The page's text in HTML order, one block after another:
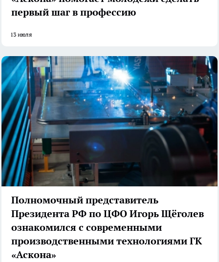
первый шаг в профессию
13 июля
Полномочный представитель
Президента РФ по ЦФО Игорь Щёголев
ознакомился с современными
производственными технологиями ГК
«Аскона»